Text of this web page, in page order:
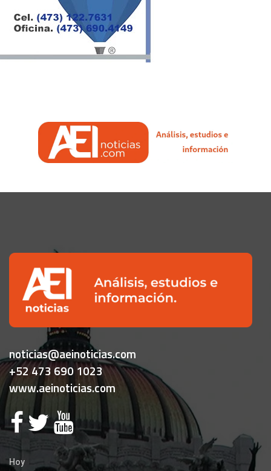
noticias@aeinoticias.com
+52 473 690 1023
www.aeinoticias.com
Hoy